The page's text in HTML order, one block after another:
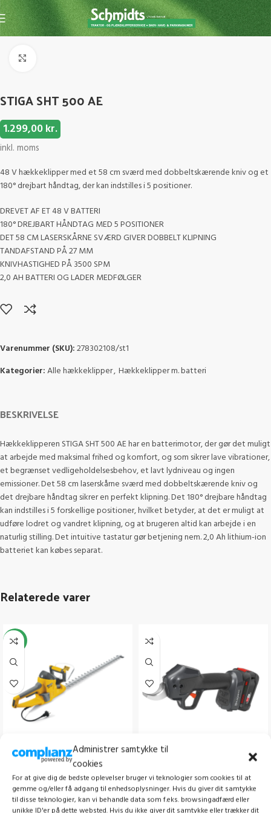
Administrer samtykke til
cookies
For at give dig de bedste oplevelser bruger vi teknologier som cookies til at
gemme og/eller få adgang til enhedsoplysninger. Hvis du giver dit samtykke
til disse teknologier, kan vi behandle data som f.eks. browsingadfærd eller
Forside Hækkeklipper Hækkeklipper m. batteri
STIGA SHT 500 AE
1.299,00kr.
inkl. moms
48 V hækkeklipper med et 58 cm sværd med dobbeltskærende kniv og et
180° drejbart håndtag, der kan indstilles i 5 positioner.
DREVET AF ET 48 V BATTERI
180° DREJBART HÅNDTAG MED 5 POSITIONER
DET 58 CM LASERSKÅRNE SVÆRD GIVER DOBBELT KLIPNING
TANDAFSTAND PÅ 27 MM
KNIVHASTIGHED PÅ 3500 SPM
2,0 AH BATTERI OG LADER MEDFØLGER
Varenummer (SKU):278302108/st1
Kategorier:Alle hækkeklipper, Hækkeklipper m. batteri
BESKRIVELSE
Hækkeklipperen STIGA SHT 500 AE har en batterimotor, der gør det muligt
at arbejde med maksimal frihed og komfort, og som sikrer lave vibrationer,
et begrænset vedligeholdelsesbehov, et lavt lydniveau og ingen
emissioner. Det 58 cm laserskårne sværd med dobbeltskærende kniv og
det drejbare håndtag sikrer en perfekt klipning. Det 180° drejbare håndtag
kan indstilles i 5 forskellige positioner, hvilket betyder, at det er muligt at
udføre lodret og vandret klipning, og at brugeren altid kan arbejde i en
naturlig stilling. Det intuitive tastatur gør betjening nem. 2,0 Ah lithium-ion
batteriet kan købes separat.
Relaterede varer
-25%
STIGA SHT 700
Hækkeklipper,Alle hækkeklipper
Hækkeklipper m. batteri,Tilbud
1.879,00 kr.
HUSQVARNA ASPIRE™ PS30X-
P4A MED BATTERI OG LADER
Alle hækkeklipper,Hækkeklipper m.
batteri